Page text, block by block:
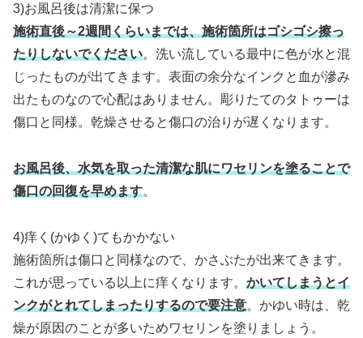
3)お風呂後は清潔に保つ
施術直後～2週間くらいまでは、施術箇所はゴシゴシ擦っ
たりしないでください。洗い流している最中に色が水と混
じったものが出てきます。表面の余分なインクと血が滲み
出たものなので心配はありません。彫りたてのタトゥーは
傷口と同様。乾燥させると傷口の治りが遅くなります。
お風呂後、水気を取った清潔な肌にワセリンを塗ることで
傷口の回復を早めます。
4)痒く(かゆく)てもかかない
施術箇所は傷口と同様なので、かさぶたが出来てきます。
これが思っている以上に痒くなります。 かいてしまうとイ
ンクがとれてしまったりするので要注意。かゆい時は、乾
燥が原因のことが多いためワセリンを塗りましょう。